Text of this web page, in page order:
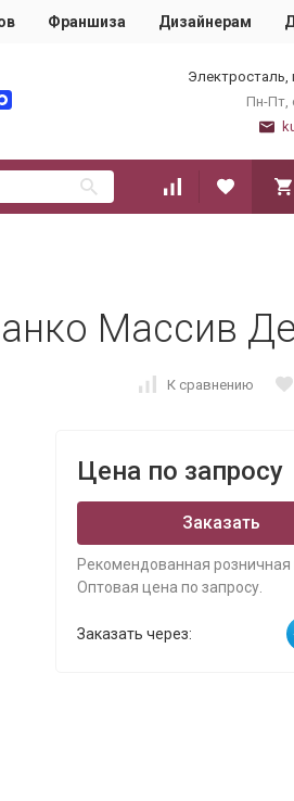
Франшиза Дизайнерам
Электросталь,
Пн-Пт,
Массив
К сравнению
Цена по запросу
Заказать
Рекомендованная розничная
Оптовая цена по запросу.
Заказать через: